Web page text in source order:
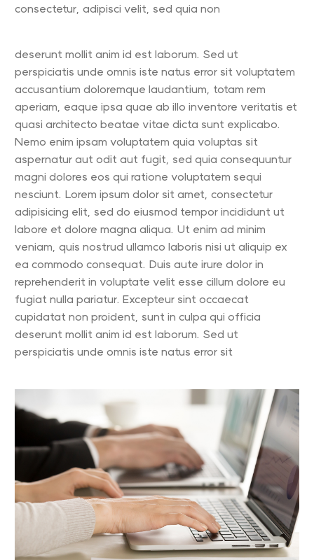
consectetur, adipisci velit, sed quia non
deserunt mollit anim id est laborum. Sed ut
perspiciatis unde omnis iste natus error sit voluptatem
accusantium doloremque laudantium, totam rem
aperiam, eaque ipsa quae ab illo inventore veritatis et
quasi architecto beatae vitae dicta sunt explicabo.
Nemo enim ipsam voluptatem quia voluptas sit
aspernatur aut odit aut fugit, sed quia consequuntur
magni dolores eos qui ratione voluptatem sequi
nesciunt. Lorem ipsum dolor sit amet, consectetur
adipisicing elit, sed do eiusmod tempor incididunt ut
labore et dolore magna aliqua. Ut enim ad minim
veniam, quis nostrud ullamco laboris nisi ut aliquip ex
ea commodo consequat. Duis aute irure dolor in
reprehenderit in voluptate velit esse cillum dolore eu
fugiat nulla pariatur. Excepteur sint occaecat
cupidatat non proident, sunt in culpa qui officia
deserunt mollit anim id est laborum. Sed ut
perspiciatis unde omnis iste natus error sit